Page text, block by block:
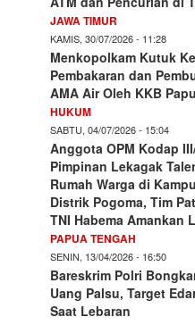
JAWA TIMUR
KAMIS, 30/07/2026 - 11:28
Menkopolkam Kutuk
Pembakaran dan
AMA Air Oleh KKB
HUKUM
SABTU, 04/07/2026 - 15:04
Anggota OPM Kodap
Pimpinan Lekagak
Rumah Warga di
Distrik Pogoma, Tim
TNI Habema Amankan
PAPUA TENGAH
SENIN, 13/04/2026 - 16:50
Bareskrim Polri
Uang Palsu, Target
Saat Lebaran